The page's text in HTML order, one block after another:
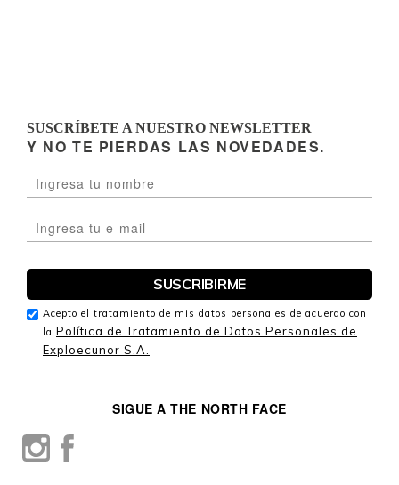
SIGUE A THE NORTH FACE
SUSCRÍBETE A NUESTRO NEWSLETTER
Y NO TE PIERDAS LAS NOVEDADES.
Acepto el tratamiento de mis datos personales de acuerdo con
la Política de Tratamiento de Datos Personales de
Exploecunor S.A.